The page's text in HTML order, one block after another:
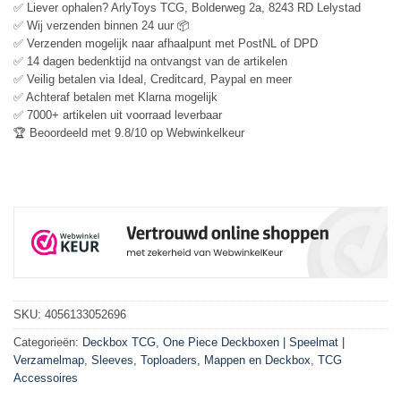
✅ Liever ophalen? ArlyToys TCG, Bolderweg 2a, 8243 RD Lelystad
✅ Wij verzenden binnen 24 uur 📦
✅ Verzenden mogelijk naar afhaalpunt met PostNL of DPD
✅ 14 dagen bedenktijd na ontvangst van de artikelen
✅ Veilig betalen via Ideal, Creditcard, Paypal en meer
✅ Achteraf betalen met Klarna mogelijk
✅ 7000+ artikelen uit voorraad leverbaar
🏆 Beoordeeld met 9.8/10 op Webwinkelkeur
SKU: 4056133052696
Categorieën: Deckbox TCG One Piece Deckboxen | Speelmat |
Verzamelmap Sleeves, Toploaders, Mappen en Deckbox TCG
Accessoires